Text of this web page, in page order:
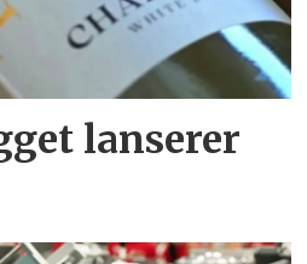
lanserer